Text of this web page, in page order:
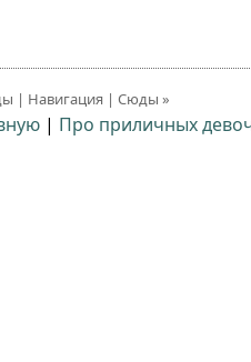
| Навигация | Сюды »
| Про приличных